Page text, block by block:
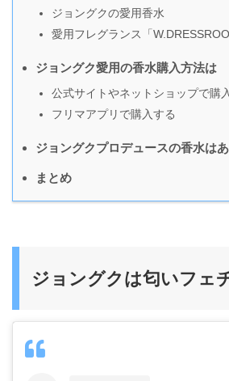
ジョングクの愛用香水
愛用フレグランス「
ジョングク愛用の香水購入方法は
公式サイトやネットショップで購
フリマアプリで購入する
ジョングクプロデュースの香水は
まとめ
ジョングクは匂いフェ